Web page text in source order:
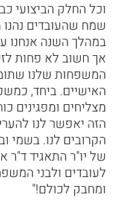
וכל החלק הביצועי
שמח שהעובדים
במהלך השנה אנחנו
אך חשוב לא פחות
המשפחות שלנו
האישיים. ביחד,
מצליחים ומפגינים
הזה יאפשר לנו
הקרובים לנו. בשמי
של יו"ר התאגיד ד"ר
לעובדים ולבני
ומחבק לכולם!"